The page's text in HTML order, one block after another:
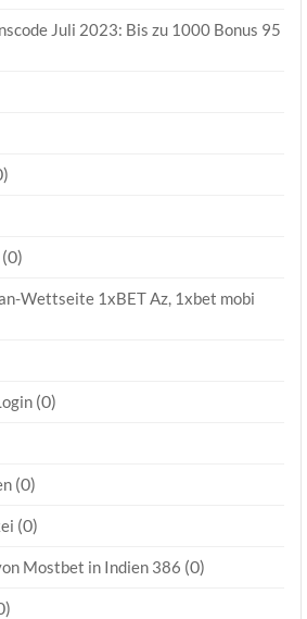
Juli 2023: Bis zu 1000 Bonus 95
(0)
Wettseite 1xBET Az, 1xbet mobi
(0)
(0)
(0)
Mostbet in Indien 386 (0)